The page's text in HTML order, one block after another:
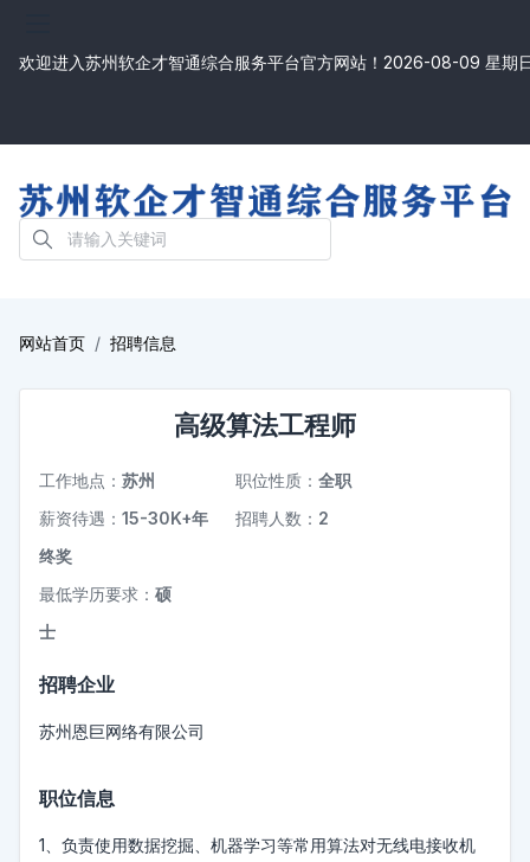
欢迎进入苏州软企才智通综合服务平台官方网站！ 2026-08-09 星期
网站首页 招聘信息
高级算法工程师
工作地点： 苏州 职位性质： 全职
薪资待遇： 15-30K+年
终奖
招聘人数： 2
最低学历要求： 硕
士
招聘企业
苏州恩巨网络有限公司
职位信息
1、负责使用数据挖掘、机器学习等常用算法对无线电接收机